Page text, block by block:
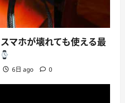
スマホが壊れても使える最
6日 ago 0